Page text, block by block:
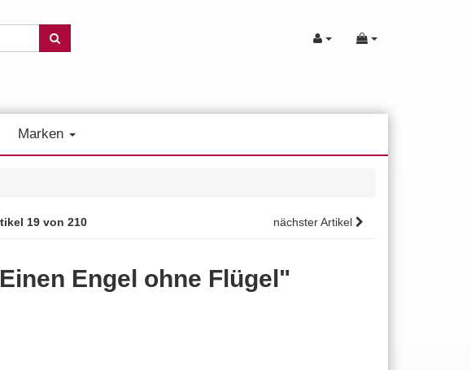
Marken
19 von 210 nächster Artikel
Engel ohne Flügel"